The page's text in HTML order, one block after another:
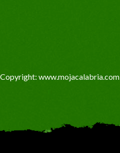
Copyright: www.mojacalabria.com